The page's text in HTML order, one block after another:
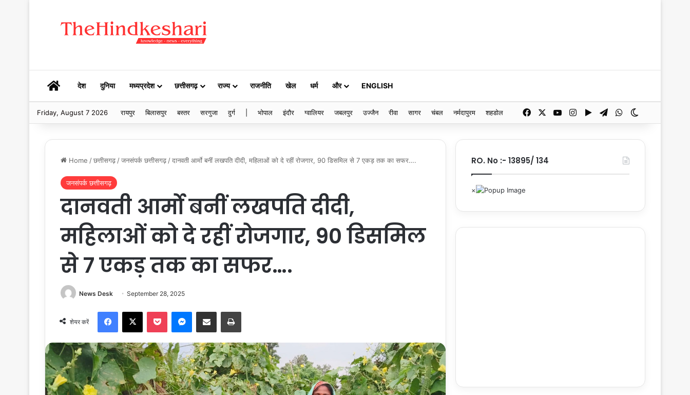
HOMEदेश दुनिया मध्यप्रदेश छत्तीसगढ़ राज्य राजनीति खेल धर्म और ENGLISH
Friday, August 7 2026 रायपुर बिलासपुर बस्तर सरगुजा दुर्ग भोपाल इंदौर ग्वालियर जबलपुर उज्जैन रीवा सागर चंबल नर्मदापुरम शहडोल Facebook YouTubeInstagram
Google Play
TelegramWhatsApp
Home /छत्तीसगढ़ /जनसंपर्क छत्तीसगढ़ /दानवती आर्माे बनीं लखपति दीदी, महिलाओं को दे रहीं रोजगार, 90 डिसमिल से 7 एकड़ तक का सफर….
जनसंपर्क छत्तीसगढ़
दानवती आर्माे बनीं लखपति दीदी,
महिलाओं को दे रहीं रोजगार, 90 डिसमिल
से 7 एकड़ तक का सफर….
News Desk September 28, 2025
शेयर करें
RO. No :- 13895/ 134